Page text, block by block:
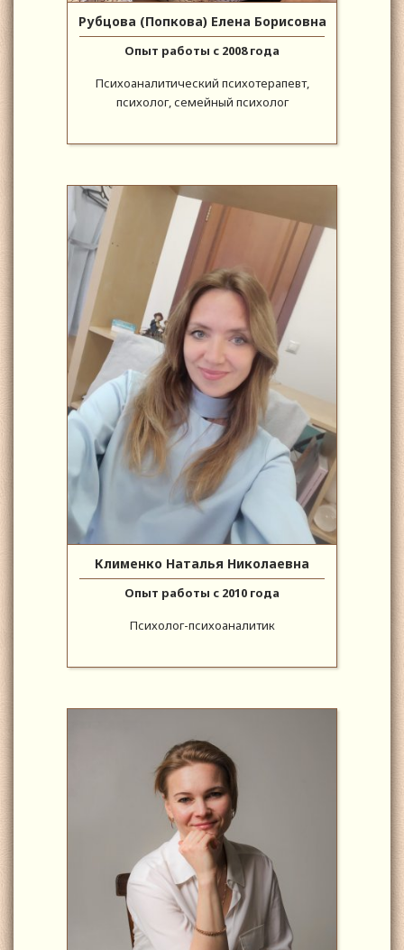
Рубцова (Попкова) Елена Борисовна
Опыт работы с 2008 года
Психоаналитический психотерапевт,
психолог, семейный психолог
Клименко Наталья Николаевна
Опыт работы с 2010 года
Психолог-психоаналитик